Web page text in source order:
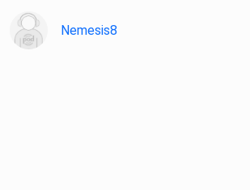
• Resonanz – wie Schwingung auf uns wirkt
Nemesis8